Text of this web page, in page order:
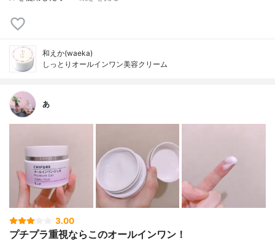
和えか(waeka)
しっとりオールインワン美容クリーム
あ
3.00
プチプラ重視ならこのオールインワン！